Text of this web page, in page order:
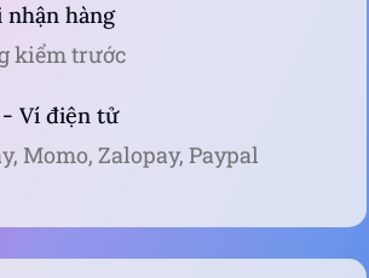
hàng
kiểm trước
Ví điện tử
Momo, Zalopay, Paypal